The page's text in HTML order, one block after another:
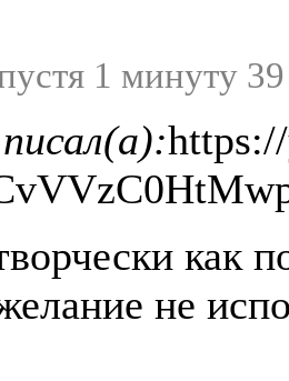
1 минуту
как
не